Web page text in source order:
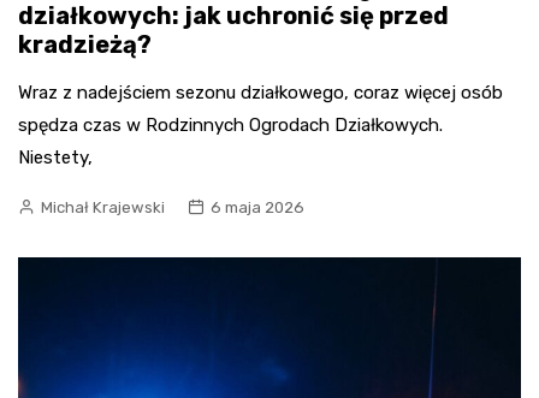
działkowych: jak uchronić się przed
kradzieżą?
Wraz z nadejściem sezonu działkowego, coraz więcej osób
spędza czas w Rodzinnych Ogrodach Działkowych.
Niestety,
Michał Krajewski 6 maja 2026